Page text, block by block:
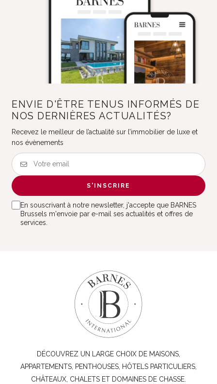
ENVIE D'ÊTRE TENUS INFORMÉS DE
NOS DERNIÈRES ACTUALITÉS?
Recevez le meilleur de l’actualité sur l’immobilier de luxe et
nos évènements
S'INSCRIRE
En souscrivant à notre newsletter, j'accepte que BARNES
Brussels m'envoie par e-mail ses actualités et offres de
services.
DÉCOUVREZ UN LARGE CHOIX DE MAISONS,
APPARTEMENTS, PENTHOUSES, HÔTELS PARTICULIERS,
CHÂTEAUX, CHALETS ET DOMAINES DE CHASSE.